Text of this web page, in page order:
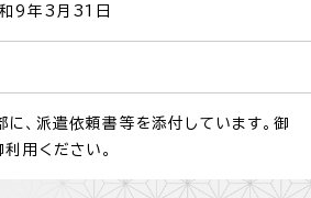
9年3月31日
に、派遣依頼書等を添付しています。御
用ください。